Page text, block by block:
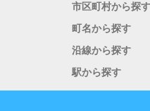
市区町村から探す
町名から探す
沿線から探す
駅から探す